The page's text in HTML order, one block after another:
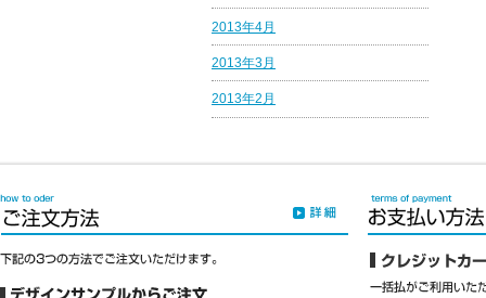
2013年4月
2013年3月
2013年2月